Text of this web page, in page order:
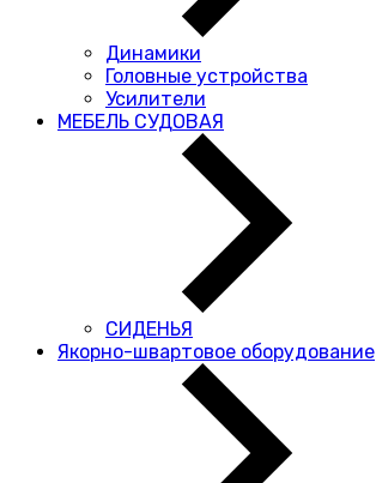
Динамики
Головные устройства
Усилители
МЕБЕЛЬ СУДОВАЯ
СИДЕНЬЯ
Якорно-швартовое оборудование